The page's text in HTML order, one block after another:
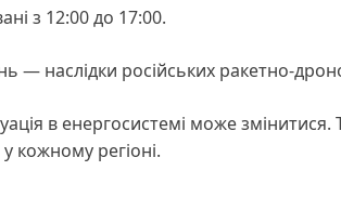
з 12:00 до 17:00.
наслідки російських ракетно-
в енергосистемі може
кожному регіоні.